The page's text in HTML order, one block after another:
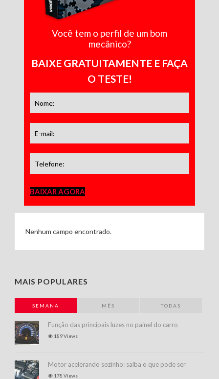
Você tem o perfil de um bom
mecânico?
BAIXE GRATUITAMENTE E FAÇA
O TESTE!
BAIXAR AGORA
Nenhum campo encontrado.
MAIS POPULARES
SEMANA MÊS TODAS
Função das principais luzes no painel do carro
189 Views
Motor acelerando sozinho: saiba o que pode ser
178 Views